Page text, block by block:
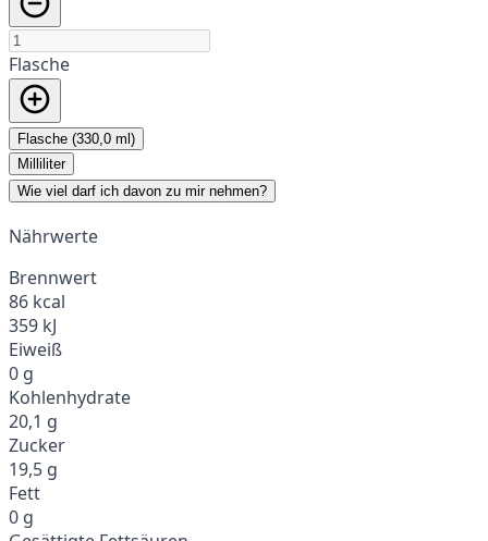
Flasche
Flasche (330,0 ml)
Milliliter
Wie viel darf ich davon zu mir nehmen?
Nährwerte
Brennwert
86 kcal
359 kJ
Eiweiß
0 g
Kohlenhydrate
20,1 g
Zucker
19,5 g
Fett
0 g